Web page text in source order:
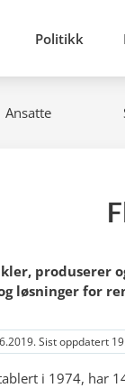
Politikk
Ansatte
produserer
løsninger for
Sist oppdatert
i 1974, har